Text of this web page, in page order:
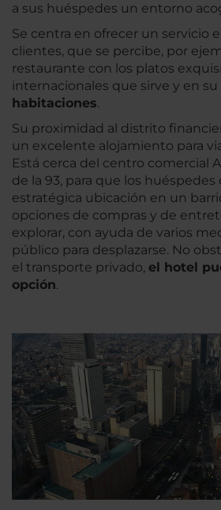
a sus huéspedes un entorno
Se centra en ofrecer un servicio
clientes, que se percibe, por
restaurante con los platos
internacionales que sirve y en su
habitaciones.
Su proximidad al distrito
un excelente alojamiento para
Está cerca del centro comercial
de la 93, para que los
estratégica ubicación en un
opciones de compras y de
explorar, con ayuda de varios
público para desplazarse. No
el transporte privado, el hotel
opción.